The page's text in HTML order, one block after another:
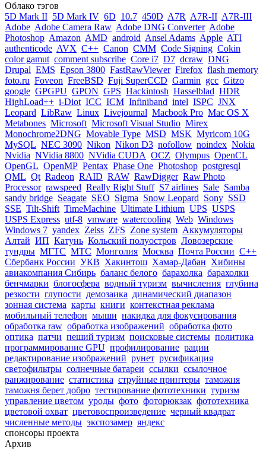
Облако тэгов
5D Mark II 5D Mark IV 6D 10.7 450D A7R A7R-II A7R-III
Adobe Adobe Camera Raw Adobe DNG Converter Adobe
Photoshop Amazon AMD android Ansel Adams Apple ATI
authenticode AVX C++ Canon CMM Code Signing Cokin
color gamut comment subscribe Core i7 D7 dcraw DNG
Drupal EMS Epson 3800 FastRawViewer Firefox flash memory
foto.ru Foveon FreeBSD Fuji SuperCCD Garmin gcc Gitzo
google GPGPU GPON GPS Hackintosh Hasselblad HDR
HighLoad++ i-Diot ICC ICM Infiniband intel ISPC JNX
Leopard LibRaw Linux Livejournal Macbook Pro Mac OS X
Metabones Microsoft Microsoft Visual Studio Mirex
Monochrome2DNG Movable Type MSD MSK Myricom 10G
MySQL NEC 3090 Nikon Nikon D3 nofollow noindex Nokia
Nvidia NVidia 8800 NVidia CUDA OCZ Olympus OpenCL
OpenGL OpenMP Pentax Phase One Photoshop postgresql
QML Qt Radeon RAID RAW RawDigger Raw Photo
Processor rawspeed Really Right Stuff S7 airlines Sale Samba
sandy bridge Seagate SEO Sigma Snow Leopard Sony SSD
SSE Tilt-Shift TimeMachine Ultimate Lithium UPS USPS
USPS Express utf-8 vmware watercooling Web Windows
Windows 7 yandex Zeiss ZFS Zone system Аккумуляторы
Алтай ИП Катунь Кольский полуостров Ловозерские
тундры МГТС МТС Монголия Москва Почта России С++
Сбербанк России УКВ Хакинтош Хамар-Дабан Хибины
авиакомпания Сибирь баланс белого барахолка барахолки
бенчмарки блогосфера водный туризм вычисления глубина
резкости глупости демозаика динамический диапазон
зонная система карты книги контекстная реклама
мобильный телефон мыши накидка для фокусирования
обработка raw обработка изображений обработка фото
оптика патчи пеший туризм поисковые системы политика
программирование GPU профилирование рации
редактирование изображений рунет русификация
светофильтры солнечные батареи ссылки ссылочное
ранжирование статистика струйные принтеры таможня
таможня берет добро тестирование фототехники туризм
управление цветом уроды фото фоторюкзак фототехника
цветовой охват цветовоспроизведение черный квадрат
численные методы экспозамер яндекс
спонсоры проекта
Архив